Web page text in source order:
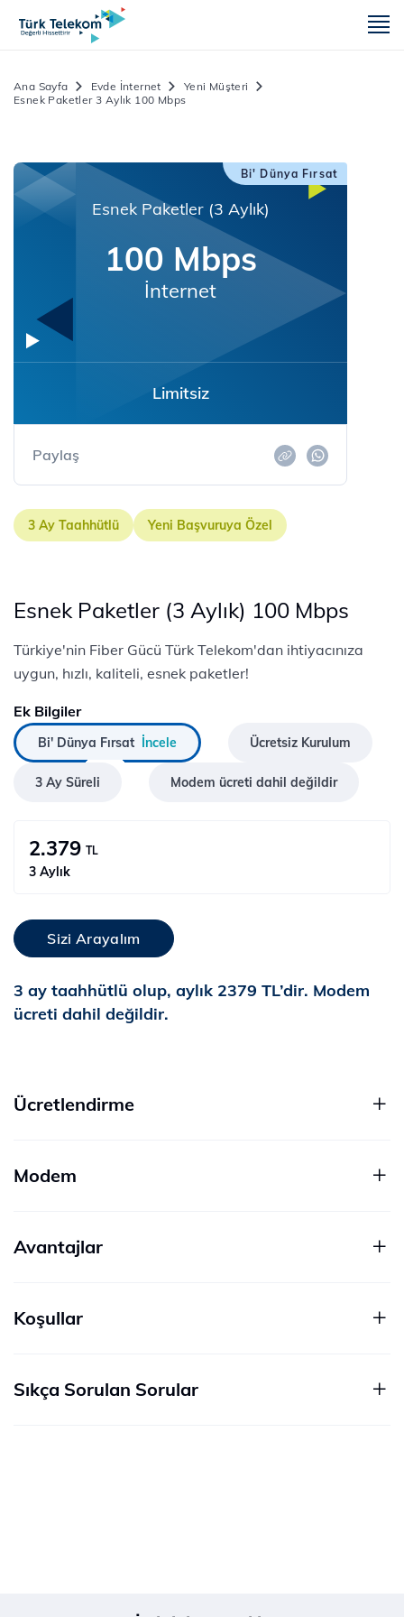
Ana Sayfa Evde İnternet
Yeni Müşteri
Esnek Paketler 3 Aylık 100 Mbps
Bi' Dünya Fırsat
Esnek Paketler (3 Aylık)
100 Mbps
İnternet
Limitsiz
Paylaş
3 Ay Taahhütlü Yeni Başvuruya Özel
Esnek Paketler (3 Aylık) 100 Mbps
Türkiye'nin Fiber Gücü Türk Telekom'dan ihtiyacınıza
uygun, hızlı, kaliteli, esnek paketler!
Ek Bilgiler
Bi' Dünya Fırsat İncele Ücretsiz Kurulum
3 Ay Süreli Modem ücreti dahil değildir
2.379 TL
3 Aylık
Sizi Arayalım
3 ay taahhütlü olup, aylık 2379 TL’dir. Modem
ücreti dahil değildir.
Ücretlendirme
Modem
Avantajlar
Koşullar
Sıkça Sorulan Sorular